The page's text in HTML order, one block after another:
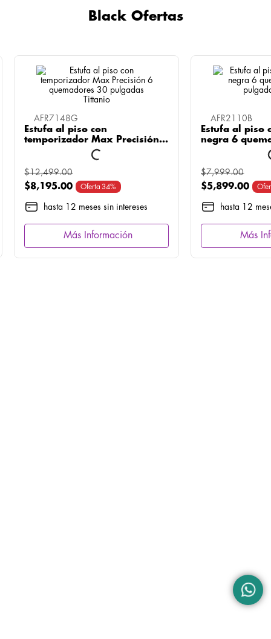
Black Ofertas
AFR7148G
Estufa al piso con
temporizador Max Precisión 6
quemadores 30 pulgadas
$12,499.00
$8,195.00 Oferta 34%
hasta 12 meses sin intereses
Más Información
AFR2110B
Estufa al piso
negra 6
pulgadas
$7,999.00
$5,899.00
hasta 12
Más